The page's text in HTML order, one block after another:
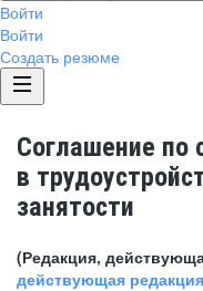
Войти
Войти
Создать резюме
Соглашение по
в
занятости
(Редакция,
действующая редакция